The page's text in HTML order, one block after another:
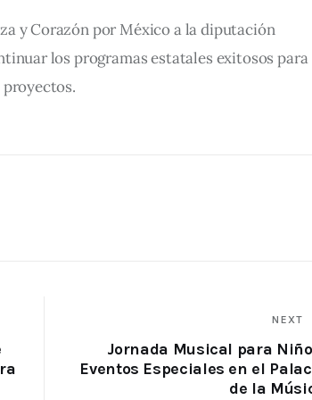
y Corazón por México a la diputación
los programas estatales exitosos para
NEXT
Jornada Musical para
Eventos Especiales en el
de la